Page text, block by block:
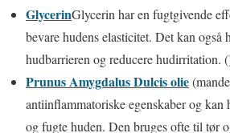
GlycerinGlycerin har en fugtgivende
bevare hudens elasticitet. Det kan
hudbarrieren og reducere hudirritation.
Prunus Amygdalus Dulcis olie
antiinflammatoriske egenskaber og
og fugte huden. Den bruges ofte til tør